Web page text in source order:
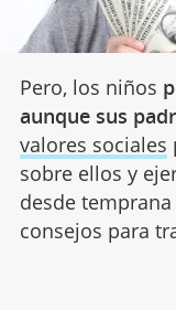
Pero, los niños
aunque sus
valores sociales
sobre ellos y
desde
consejos para